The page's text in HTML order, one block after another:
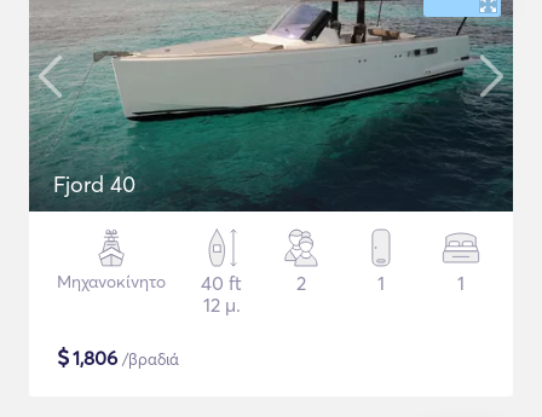
Fjord 40
Μηχανοκίνητο
40 ft
12 μ.
2 1 1
$1,806 /βραδιά